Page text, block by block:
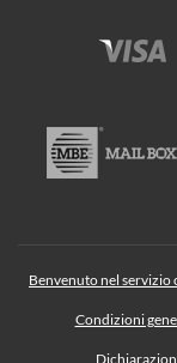
Benvenuto nel servizio
Condizioni